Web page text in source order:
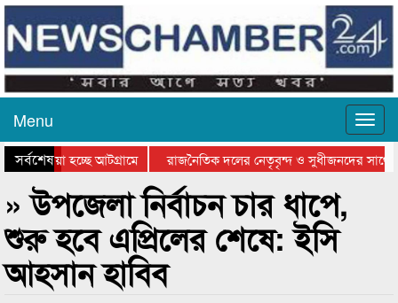
Menu
সর্বশেষ
যাওয়া হচ্ছে আটগ্রামে
রাজনৈতিক দলের নেতৃবৃন্দ ও সুধীজনদের সাথে
পুরস্কার বিতরণ সম্পন্ন
সিলেটে বাংলাদেশ গ্রুপ থিয়েটার ফেডারেশানের
» উপজেলা নির্বাচন চার ধাপে,
শুরু হবে এপ্রিলের শেষে: ইসি
আহসান হাবিব